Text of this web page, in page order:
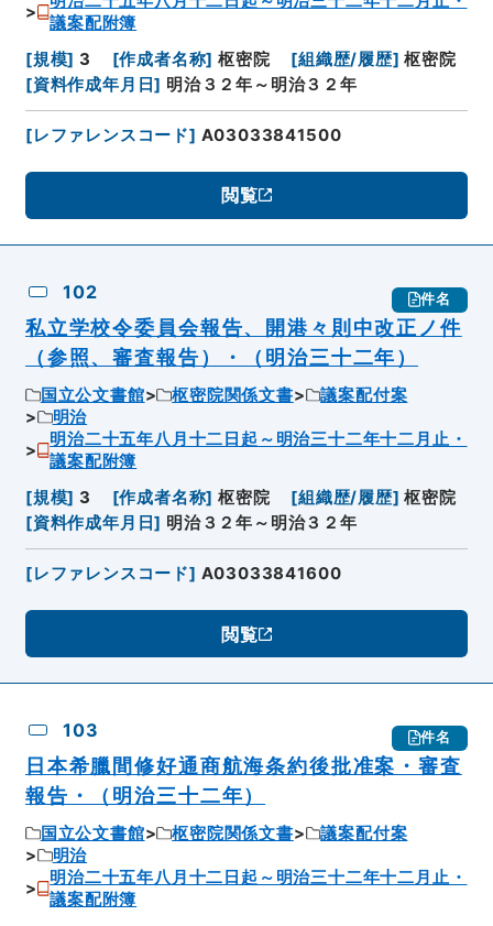
議案配附簿
[規模] 3 [作成者名称] 枢密院 [組織歴/履歴] 枢密院
[資料作成年月日] 明治３２年～明治３２年
[レファレンスコード] A03033841500
閲覧
102 件名
私立学校令委員会報告、開港々則中改正ノ件
（参照、審査報告）・（明治三十二年）
国立公文書館 枢密院関係文書
議案配付案
明治
明治二十五年八月十二日起～明治三十二年十二月止・
議案配附簿
[規模] 3 [作成者名称] 枢密院 [組織歴/履歴] 枢密院
[資料作成年月日] 明治３２年～明治３２年
[レファレンスコード] A03033841600
閲覧
103 件名
日本希臘間修好通商航海条約後批准案・審査
報告・（明治三十二年）
国立公文書館 枢密院関係文書
議案配付案
明治
明治二十五年八月十二日起～明治三十二年十二月止・
議案配附簿